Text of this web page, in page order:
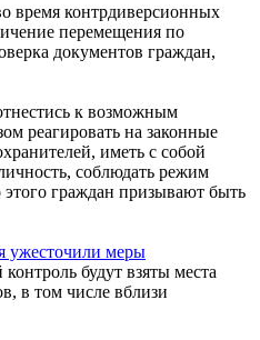
время контрдиверсионных
перемещения по
документов граждан,
к возможным
реагировать на законные
иметь с собой
соблюдать режим
граждан призывают быть
ужесточили меры
будут взяты места
в том числе вблизи